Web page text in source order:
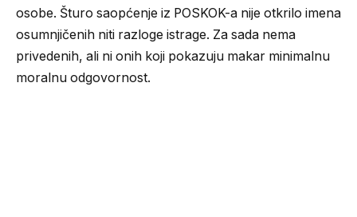
osobe. Šturo saopćenje iz POSKOK-a nije otkrilo imena
osumnjičenih niti razloge istrage. Za sada nema
privedenih, ali ni onih koji pokazuju makar minimalnu
moralnu odgovornost.